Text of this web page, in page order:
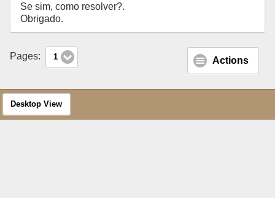
Se sim, como resolver?.
Obrigado.
Pages: 1 Actions
Desktop View